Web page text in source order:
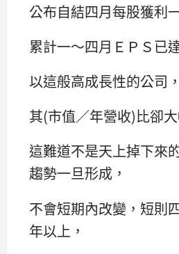
公布自結四月每股獲利
累計一～四月ＥＰＳ已
以這般高成長性的公司，
其(市值／年營收)比卻大
這難道不是天上掉下來
趨勢一旦形成，
不會短期內改變，短則
年以上，